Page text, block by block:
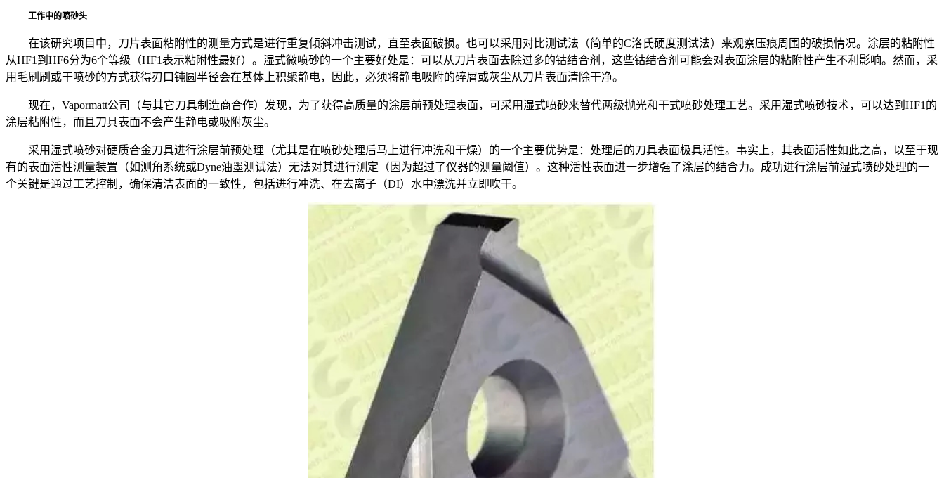
工作中的喷砂头
在该研究项目中，刀片表面粘附性的测量方式是进行重复倾斜冲击测试，直至表面破损。也可以采用对比测试法（简单的C洛氏硬度测试法）来观察压痕周围的破损情况。涂层的粘附性
从HF1到HF6分为6个等级（HF1表示粘附性最好）。湿式微喷砂的一个主要好处是：可以从刀片表面去除过多的钴结合剂，这些钴结合剂可能会对表面涂层的粘附性产生不利影响。然而，采
用毛刷刷或干喷砂的方式获得刃口钝圆半径会在基体上积聚静电，因此，必须将静电吸附的碎屑或灰尘从刀片表面清除干净。
现在，Vapormatt公司（与其它刀具制造商合作）发现，为了获得高质量的涂层前预处理表面，可采用湿式喷砂来替代两级抛光和干式喷砂处理工艺。采用湿式喷砂技术，可以达到HF1的
涂层粘附性，而且刀具表面不会产生静电或吸附灰尘。
采用湿式喷砂对硬质合金刀具进行涂层前预处理（尤其是在喷砂处理后马上进行冲洗和干燥）的一个主要优势是：处理后的刀具表面极具活性。事实上，其表面活性如此之高，以至于现
有的表面活性测量装置（如测角系统或Dyne油墨测试法）无法对其进行测定（因为超过了仪器的测量阈值）。这种活性表面进一步增强了涂层的结合力。成功进行涂层前湿式喷砂处理的一
个关键是通过工艺控制，确保清洁表面的一致性，包括进行冲洗、在去离子（DI）水中漂洗并立即吹干。